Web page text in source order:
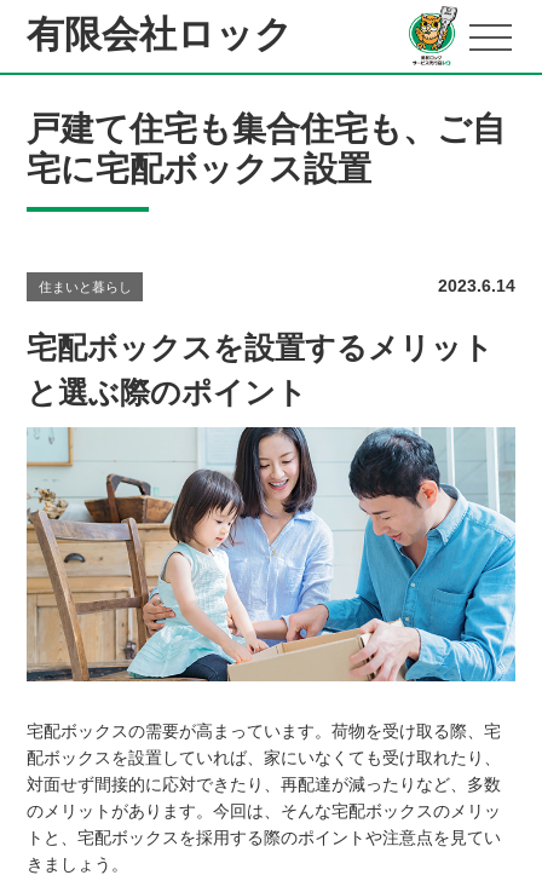
有限会社ロック
戸建て住宅も集合住宅も、ご自
宅に宅配ボックス設置
住まいと暮らし 2023.6.14
宅配ボックスを設置するメリット
と選ぶ際のポイント
宅配ボックスの需要が高まっています。荷物を受け取る際、宅
配ボックスを設置していれば、家にいなくても受け取れたり、
対面せず間接的に応対できたり、再配達が減ったりなど、多数
のメリットがあります。今回は、そんな宅配ボックスのメリッ
トと、宅配ボックスを採用する際のポイントや注意点を見てい
きましょう。